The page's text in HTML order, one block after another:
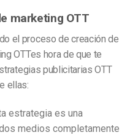
marketing OTT
el proceso de creación de
OTTes hora de que te
publicitarias OTT
ellas:
estrategia es una
medios completamente